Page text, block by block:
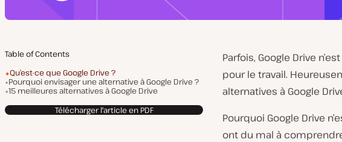
Table of Contents
Qu’est-ce que Google Drive ?
Pourquoi envisager une alternative à Google Drive ?
15 meilleures alternatives à Google Drive
Télécharger l'article en PDF
Parfois, Google Drive
pour le travail.
alternatives à Google
Pourquoi Google Drive
ont du mal à